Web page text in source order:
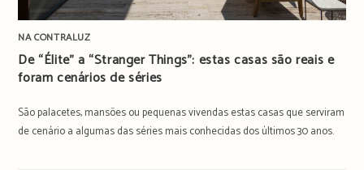
NA CONTRALUZ
De “Élite” a “Stranger Things”: estas casas são reais e
foram cenários de séries
São palacetes, mansões ou pequenas vivendas estas casas que serviram
de cenário a algumas das séries mais conhecidas dos últimos 30 anos.